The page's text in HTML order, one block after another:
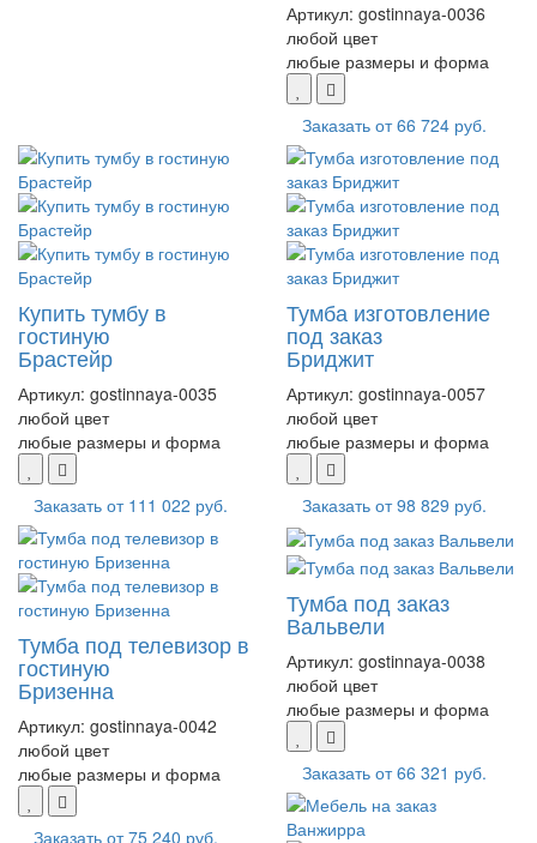
Артикул: gostinnaya-0036
любой цвет
любые размеры и форма
Заказать от66 724 руб.
Купить тумбу в
гостиную
Брастейр
Артикул: gostinnaya-0035
любой цвет
любые размеры и форма
Заказать от 111 022 руб.
Тумба изготовление
под заказ
Бриджит
Артикул: gostinnaya-0057
любой цвет
любые размеры и форма
Заказать от98 829 руб.
Тумба под телевизор в
гостиную
Бризенна
Артикул: gostinnaya-0042
любой цвет
любые размеры и форма
Заказать от75 240 руб.
Тумба под заказ
Вальвели
Артикул: gostinnaya-0038
любой цвет
любые размеры и форма
Заказать от66 321 руб.